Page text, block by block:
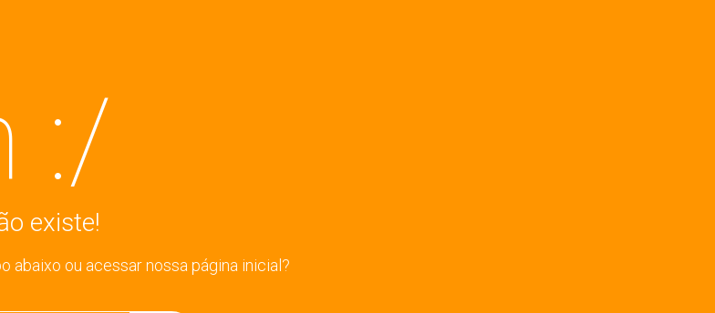
:/
existe!
abaixo ou acessar nossa página inicial?